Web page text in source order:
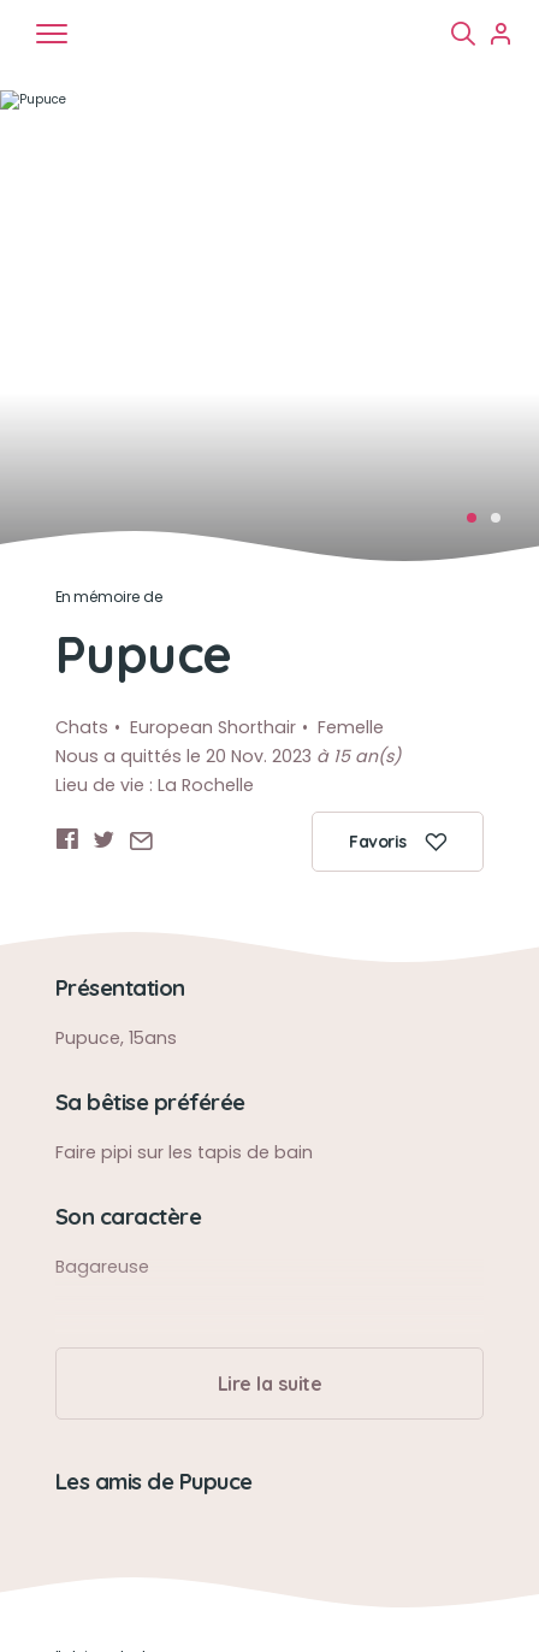
En mémoire de
Pupuce
Chats European Shorthair
Femelle
Nous a quittés le 20 Nov. 2023 à 15 an(s)
Lieu de vie : La Rochelle
Favoris
Présentation
Pupuce, 15ans
Sa bêtise préférée
Faire pipi sur les tapis de bain
Son caractère
Bagareuse
Lire la suite
Les amis de Pupuce